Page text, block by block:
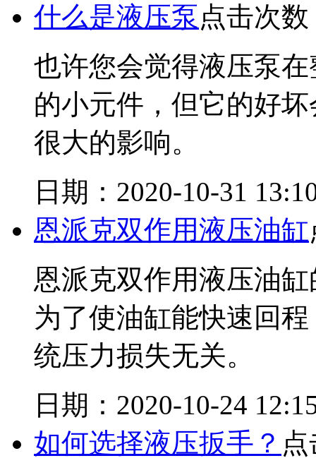
什么是液压泵点击次数
也许您会觉得液压泵
的小元件，但它的好
很大的影响。
日期：2020-10-31
恩派克双作用液压油缸
恩派克双作用液压油
为了使油缸能快速回
统压力损失无关。
日期：2020-10-24
如何选择液压扳手？